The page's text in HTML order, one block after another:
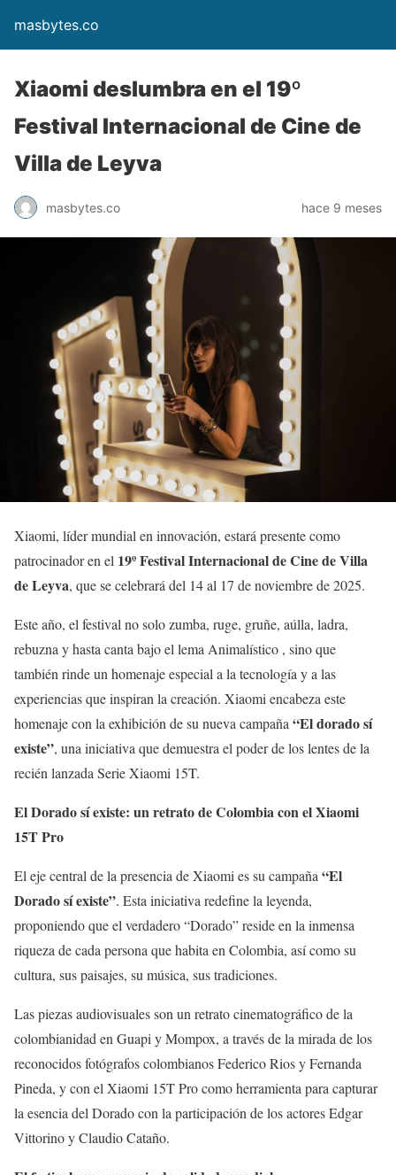
masbytes.co
Xiaomi deslumbra en el 19º
Festival Internacional de Cine de
Villa de Leyva
masbytes.co hace 9 meses
Xiaomi, líder mundial en innovación, estará presente como
patrocinador en el 19º Festival Internacional de Cine de Villa
de Leyva, que se celebrará del 14 al 17 de noviembre de 2025.
Este año, el festival no solo zumba, ruge, gruñe, aúlla, ladra,
rebuzna y hasta canta bajo el lema Animalístico , sino que
también rinde un homenaje especial a la tecnología y a las
experiencias que inspiran la creación. Xiaomi encabeza este
homenaje con la exhibición de su nueva campaña “El dorado sí
existe”, una iniciativa que demuestra el poder de los lentes de la
recién lanzada Serie Xiaomi 15T.
El Dorado sí existe: un retrato de Colombia con el Xiaomi
15T Pro
El eje central de la presencia de Xiaomi es su campaña “El
Dorado sí existe”. Esta iniciativa redefine la leyenda,
proponiendo que el verdadero “Dorado” reside en la inmensa
riqueza de cada persona que habita en Colombia, así como su
cultura, sus paisajes, su música, sus tradiciones.
Las piezas audiovisuales son un retrato cinematográfico de la
colombianidad en Guapi y Mompox, a través de la mirada de los
reconocidos fotógrafos colombianos Federico Rios y Fernanda
Pineda, y con el Xiaomi 15T Pro como herramienta para capturar
la esencia del Dorado con la participación de los actores Edgar
Vittorino y Claudio Cataño.